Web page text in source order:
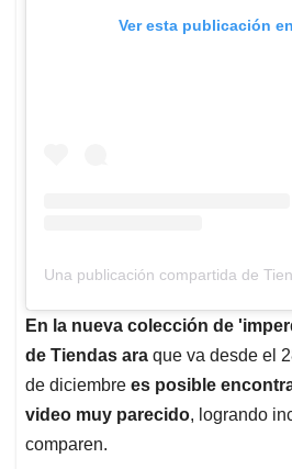
Ver esta publicación
Una publicación compartida de
En la nueva colección de
de Tiendas ara que va desde el
de diciembre es posible
video muy parecido, logrando
comparen.